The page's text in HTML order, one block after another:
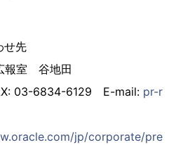
せ先
報室 谷地田
03-6834-6129 E-mail: pr-r
jp/corporate/pre